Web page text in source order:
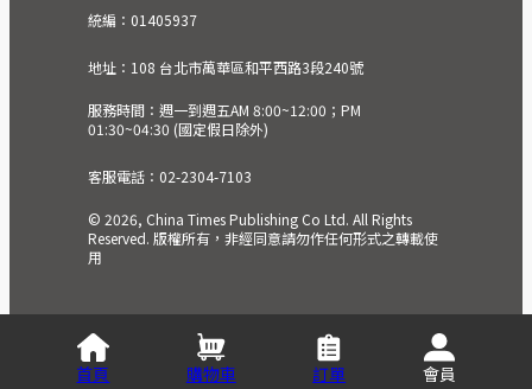
統編：01405937
地址：108 台北市萬華區和平西路3段240號
服務時間：週一到週五AM 8:00~12:00；PM
01:30~04:30 (國定假日除外)
客服電話：02-2304-7103
© 2026, China Times Publishing Co Ltd. All Rights
Reserved. 版權所有，非經同意請勿作任何形式之轉載使
用
首頁 購物車 訂單 會員